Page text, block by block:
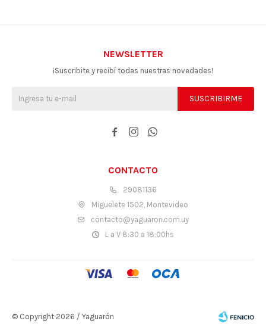
CONTACTO
29081136
Miguelete 1502, Montevideo
contacto@yaguaron.com.uy
L a V 8:30 a 18:00hs
NEWSLETTER
¡Suscribite y recibí todas nuestras novedades!
SUSCRIBIRME
  
© Copyright 2026 / Yaguarón